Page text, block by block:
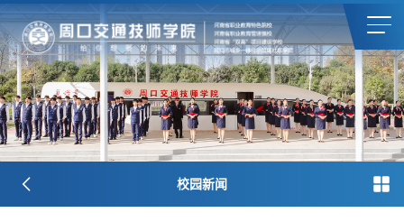
校园新闻